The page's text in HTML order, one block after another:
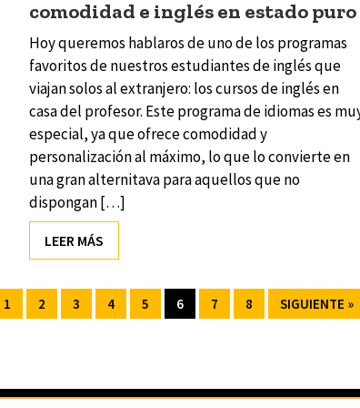
comodidad e inglés en estado puro
Hoy queremos hablaros de uno de los programas
favoritos de nuestros estudiantes de inglés que
viajan solos al extranjero: los cursos de inglés en
casa del profesor. Este programa de idiomas es
especial, ya que ofrece comodidad y
personalización al máximo, lo que lo convierte en
una gran alternitava para aquellos que no
dispongan […]
LEER MÁS
1 2 3 4 5 6 7 8 SIGUIENTE »